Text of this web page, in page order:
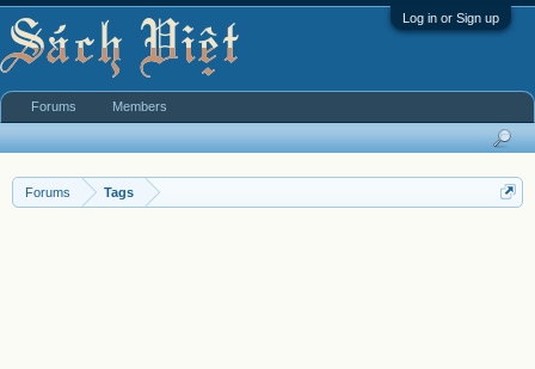
Log in or Sign up
Forums Tags
Forums Members